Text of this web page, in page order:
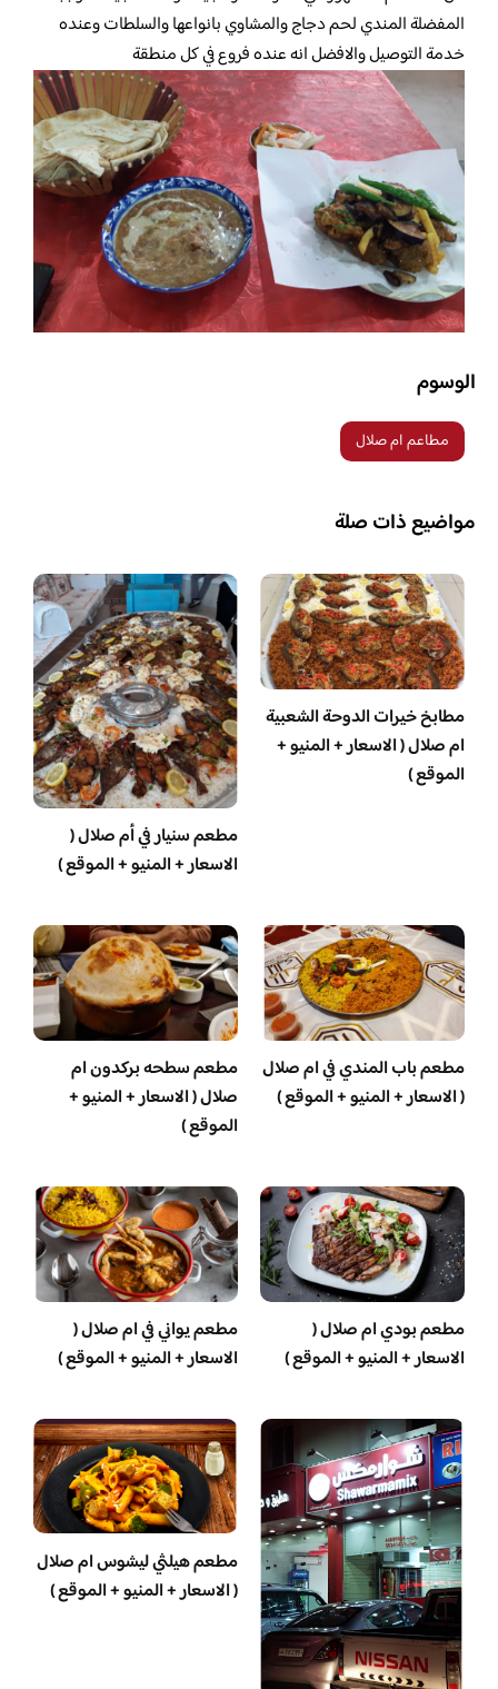
المفضلة المندي لحم دجاج والمشاوي بانواعها والسلطات وعنده
خدمة التوصيل والافضل انه عنده فروع في كل منطقة
الوسوم
مطاعم ام صلال
مواضيع ذات صلة
مطابخ خيرات الدوحة الشعبية
ام صلال ( الاسعار + المنيو +
الموقع )
مطعم سنيار في أم صلال (
الاسعار + المنيو + الموقع )
مطعم باب المندي في ام صلال
( الاسعار + المنيو + الموقع )
مطعم سطحه بركدون ام
صلال ( الاسعار + المنيو +
الموقع )
مطعم بودي ام صلال (
الاسعار + المنيو + الموقع )
مطعم يواني في ام صلال (
الاسعار + المنيو + الموقع )
مطعم هيلثي ليشوس ام صلال
( الاسعار + المنيو + الموقع )